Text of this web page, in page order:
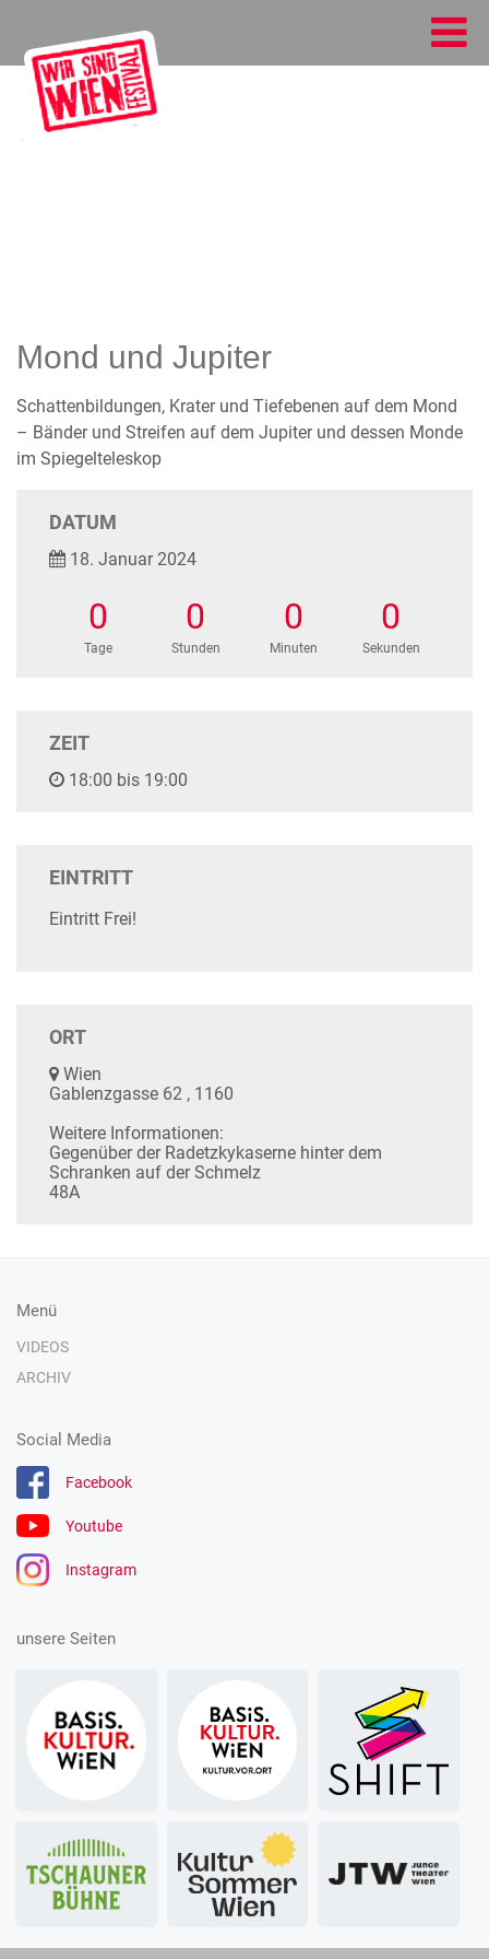
Mond und Jupiter
Schattenbildungen, Krater und Tiefebenen auf dem Mond
– Bänder und Streifen auf dem Jupiter und dessen Monde
im Spiegelteleskop
DATUM
18. Januar 2024
0
Tage
0
Stunden
0
Minuten
0
Sekunden
ZEIT
18:00 bis 19:00
EINTRITT
Eintritt Frei!
ORT
Wien
Gablenzgasse 62 , 1160
Weitere Informationen:
Gegenüber der Radetzkykaserne hinter dem
Schranken auf der Schmelz
48A
Menü
VIDEOS
ARCHIV
Social Media
Facebook
Youtube
Instagram
unsere Seiten